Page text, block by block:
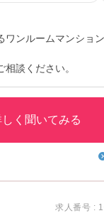
ンルームマンショ
談ください。
く聞いてみる
求人番号 :